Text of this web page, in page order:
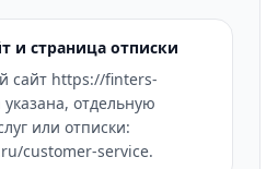
и страница отписки
сайт https://finters-
отдельную
или отписки:
customer-service.